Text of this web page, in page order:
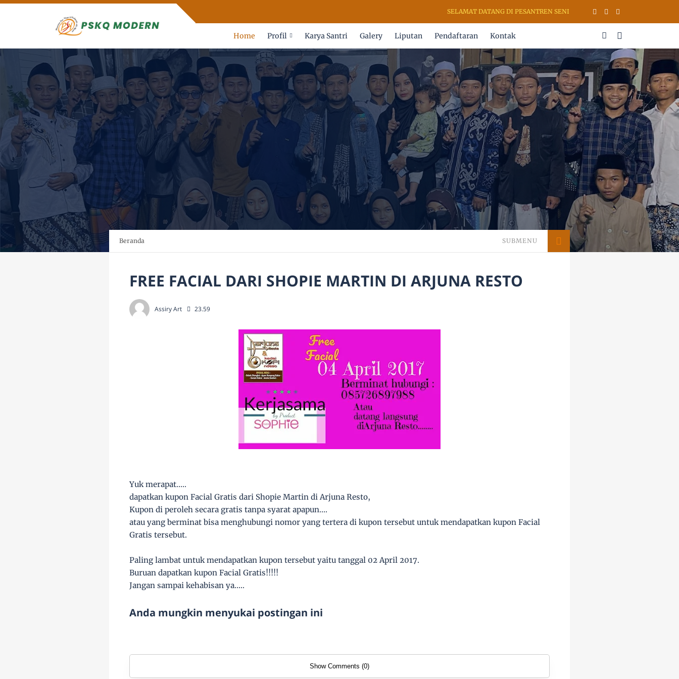
SELAMAT DATANG DI PESANTREN SENI RUPA & KALIGRAFI AL QURAN (PSKQ
Home Profil Karya Santri Galery Liputan Pendaftaran Kontak
Beranda SUBMENU
FREE FACIAL DARI SHOPIE MARTIN DI ARJUNA RESTO
Assiry Art 23.59
Yuk merapat.....
dapatkan kupon Facial Gratis dari Shopie Martin di Arjuna Resto,
Kupon di peroleh secara gratis tanpa syarat apapun....
atau yang berminat bisa menghubungi nomor yang tertera di kupon tersebut untuk mendapatkan kupon Facial
Gratis tersebut.
Paling lambat untuk mendapatkan kupon tersebut yaitu tanggal 02 April 2017.
Buruan dapatkan kupon Facial Gratis!!!!!
Jangan sampai kehabisan ya.....
Anda mungkin menyukai postingan ini
Show Comments (0)